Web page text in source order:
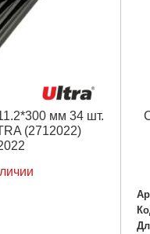
мм 34 шт.
(2712022)